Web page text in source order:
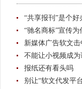
“共享报刊”是个好
“驰名商标”宣传为
新媒体广告软文
不能让小视频成为
报纸还有看头吗
别让“软文代发平